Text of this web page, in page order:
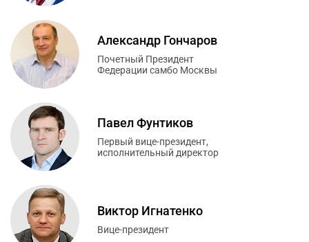
Александр Гончаров
Почетный Президент
Федерации самбо Москвы
Павел Фунтиков
Первый вице-президент,
исполнительный директор
Виктор Игнатенко
Вице-президент